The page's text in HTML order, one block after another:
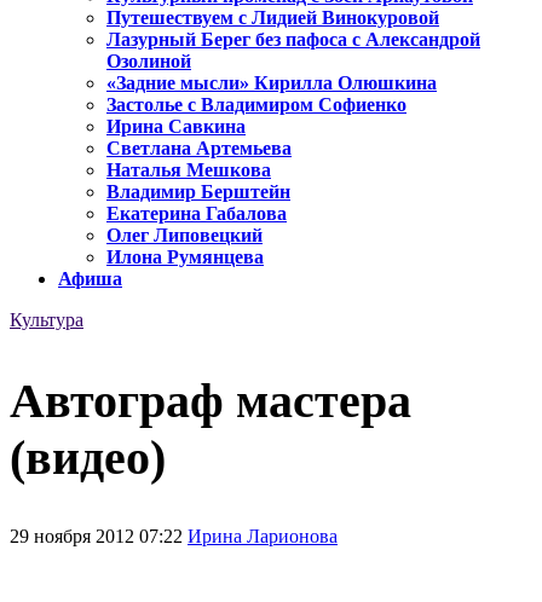
Путешествуем с Лидией Винокуровой
Лазурный Берег без пафоса с Александрой
Озолиной
«Задние мысли» Кирилла Олюшкина
Застолье с Владимиром Софиенко
Ирина Савкина
Светлана Артемьева
Наталья Мешкова
Владимир Берштейн
Екатерина Габалова
Олег Липовецкий
Илона Румянцева
Афиша
Культура
Автограф мастера
(видео)
29 ноября 2012 07:22 Ирина Ларионова